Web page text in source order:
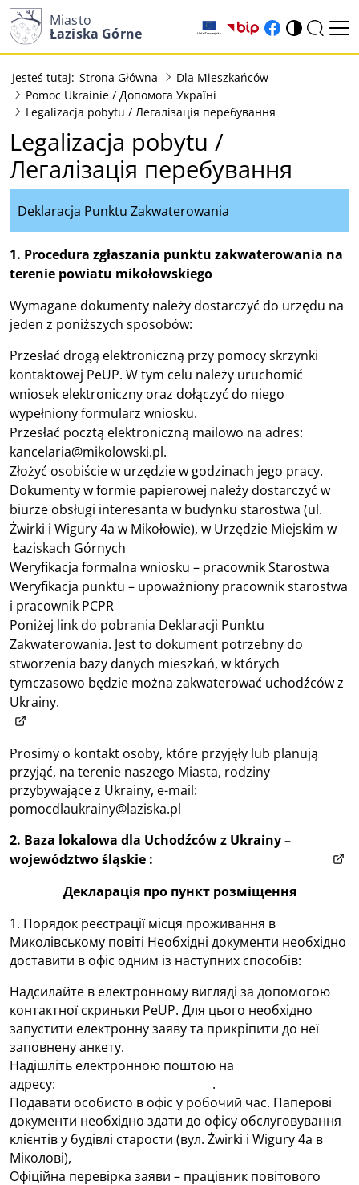
Miasto
Łaziska Górne (otwiera w
(otwiera w
Jesteś tutaj: Strona Główna
Dla Mieszkańców
Pomoc Ukrainie / Допомога Україні
Legalizacja pobytu / Легалізація перебування
Legalizacja pobytu /
Легалізація перебування
Deklaracja Punktu Zakwaterowania
1. Procedura zgłaszania punktu zakwaterowania na
terenie powiatu mikołowskiego
Wymagane dokumenty należy dostarczyć do urzędu na
jeden z poniższych sposobów:
Przesłać drogą elektroniczną przy pomocy skrzynki
kontaktowej PeUP. W tym celu należy uruchomić
wniosek elektroniczny oraz dołączyć do niego
wypełniony formularz wniosku.
Przesłać pocztą elektroniczną mailowo na adres:
kancelaria@mikolowski.pl.
Złożyć osobiście w urzędzie w godzinach jego pracy.
Dokumenty w formie papierowej należy dostarczyć w
biurze obsługi interesanta w budynku starostwa (ul.
Żwirki i Wigury 4a w Mikołowie), w Urzędzie Miejskim w
Łaziskach Górnych
Weryfikacja formalna wniosku – pracownik Starostwa
Weryfikacja punktu – upoważniony pracownik starostwa
i pracownik PCPR
Poniżej link do pobrania Deklaracji Punktu
Zakwaterowania. Jest to dokument potrzebny do
stworzenia bazy danych mieszkań, w których
tymczasowo będzie można zakwaterować uchodźców z
Ukrainy.
(otwiera w nowym oknie)
Prosimy o kontakt osoby, które przyjęły lub planują
przyjąć, na terenie naszego Miasta, rodziny
przybywające z Ukrainy, e-mail:
pomocdlaukrainy@laziska.pl
2. Baza lokalowa dla Uchodźców z Ukrainy –
województwo śląskie :
Декларація про пункт розміщення
1. Порядок реєстрації місця проживання в
Миколівському повіті Необхідні документи необхідно
доставити в офіс одним із наступних способів:
Надсилайте в електронному вигляді за допомогою
контактної скриньки PeUP. Для цього необхідно
запустити електронну заяву та прикріпити до неї
заповнену анкету.
Надішліть електронною поштою на
адресу:
.
Подавати особисто в офіс у робочий час. Паперові
документи необхідно здати до офісу обслуговування
клієнтів у будівлі старости (вул. Żwirki i Wigury 4a в
Міколові),
Офіційна перевірка заяви – працівник повітового